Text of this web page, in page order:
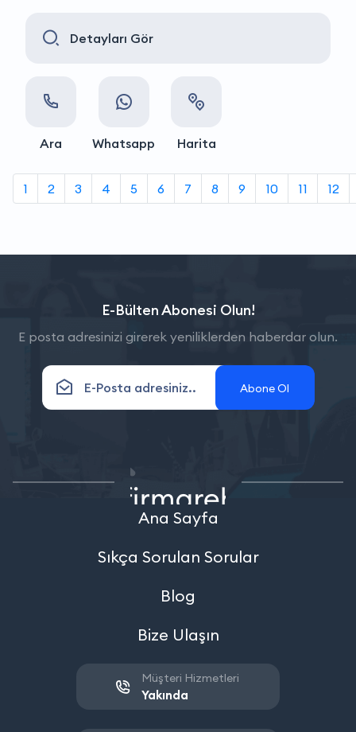
Detayları Gör
Ara Whatsapp Harita
1 2 3 4 5 6 7 8 9 10 11 12
E-Bülten Abonesi Olun!
E posta adresinizi girerek yeniliklerden haberdar olun.
Abone Ol
Ana Sayfa
Sıkça Sorulan Sorular
Blog
Bize Ulaşın
Müşteri Hizmetleri
Yakında